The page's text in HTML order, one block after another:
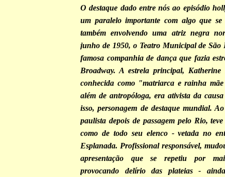
O destaque dado entre nós ao episódio
um paralelo importante com algo que
também envolvendo uma atriz negra
junho de 1950, o Teatro Municipal de São
famosa companhia de dança que fazia
Broadway. A estrela principal, Katherine
conhecida como "matriarca e rainha
além de antropóloga, era ativista da
isso, personagem de destaque mundial.
paulista depois de passagem pelo Rio,
como de todo seu elenco - vetada no
Esplanada. Profissional responsável,
apresentação que se repetiu por
provocando delírio das plateias -